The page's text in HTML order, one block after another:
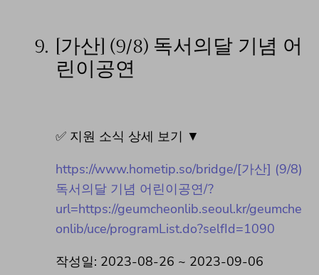
9.
[가산] (9/8) 독서의달 기념 어
린이공연
✅ 지원 소식 상세 보기 ▼
https://www.hometip.so/bridge/[가산] (9/8)
독서의달 기념 어린이공연/?
url=https://geumcheonlib.seoul.kr/geumche
onlib/uce/programList.do?selfId=1090
작성일: 2023-08-26 ~ 2023-09-06